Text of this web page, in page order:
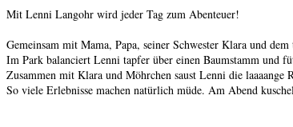
Mit Lenni Langohr wird jeder Tag zum Abenteuer!
Gemeinsam mit Mama, Papa, seiner Schwester Klara und
Im Park balanciert Lenni tapfer über einen Baumstamm und
Zusammen mit Klara und Möhrchen saust Lenni die laaaange
So viele Erlebnisse machen natürlich müde. Am Abend